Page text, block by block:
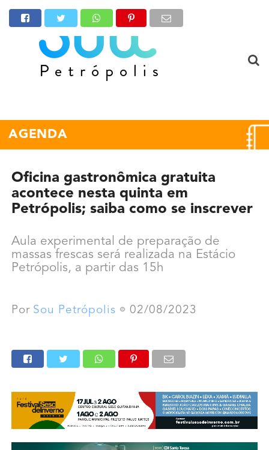
AGENDA
Oficina gastronômica gratuita
acontece nesta quinta em
Petrópolis; saiba como se inscrever
Aula experimental de preparação de
massas frescas será realizada na Estácio
Petrópolis, a partir das 15h
Por Sou Petrópolis 02/08/2023